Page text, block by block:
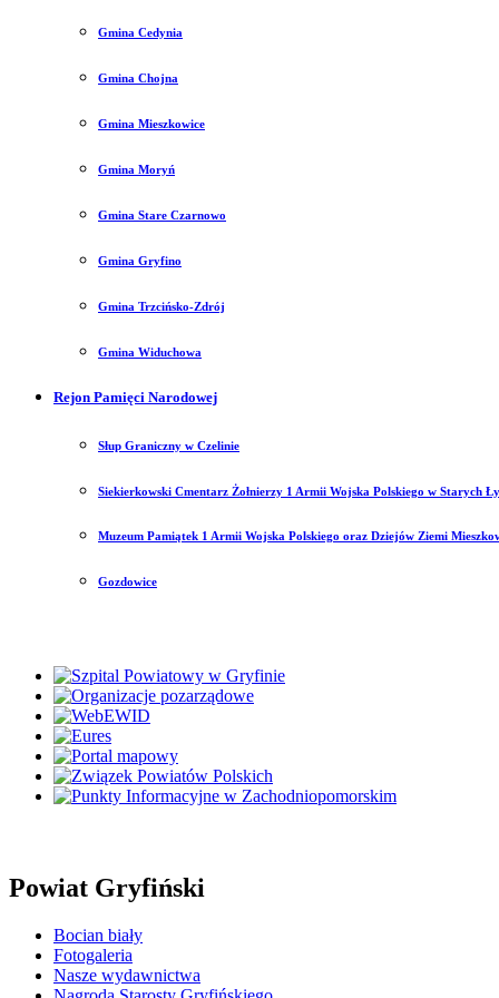
Gmina Cedynia
Gmina Chojna
Gmina Mieszkowice
Gmina Moryń
Gmina Stare Czarnowo
Gmina Gryfino
Gmina Trzcińsko-Zdrój
Gmina Widuchowa
Rejon Pamięci Narodowej
Słup Graniczny w Czelinie
Siekierkowski Cmentarz Żołnierzy 1 Armii Wojska Polskiego w Starych
Muzeum Pamiątek 1 Armii Wojska Polskiego oraz Dziejów Ziemi
Gozdowice
Powiat Gryfiński
Bocian biały
Fotogaleria
Nasze wydawnictwa